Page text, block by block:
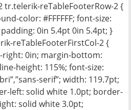
tr.telerik-reTableFooterRow-2 {
color: #FFFFFF; font-size:
0in 5.4pt 0in 5.4pt; }
reTableFooterFirstCol-2 {
0in; margin-bottom:
height: 115%; font-size:
serif”; width: 119.7pt;
left: solid white 1.0pt; border-
solid white 3.0pt;